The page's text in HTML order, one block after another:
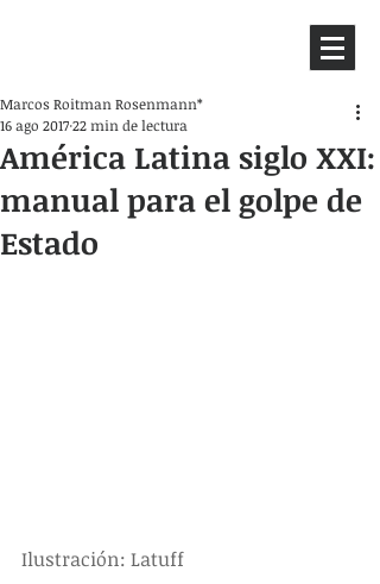
América Latina siglo XXI:
manual para el golpe de
Estado
Marcos Roitman Rosenmann*
16 ago 201722 min de lectura
Ilustración: Latuff